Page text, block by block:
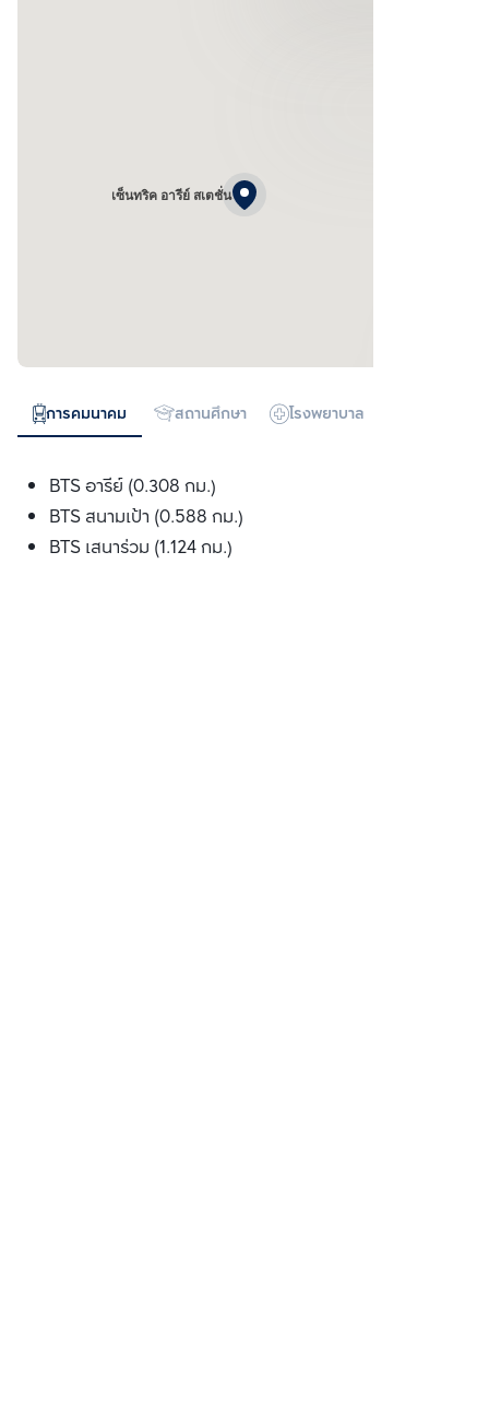
เซ็นทริค อารีย์ สเตชั่น
การคมนาคม สถานศึกษา โรงพยาบาล
BTS อารีย์ (0.308 กม.)
BTS สนามเป้า (0.588 กม.)
BTS เสนาร่วม (1.124 กม.)